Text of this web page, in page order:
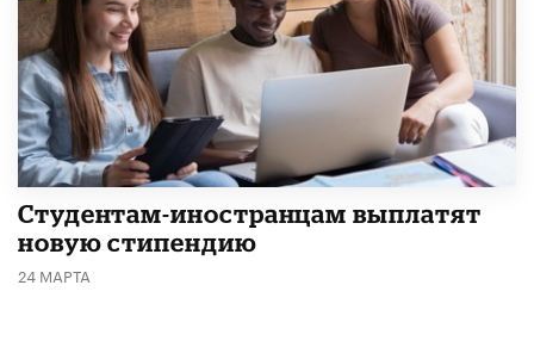
Студентам-иностранцам выплатят
новую стипендию
24 МАРТА